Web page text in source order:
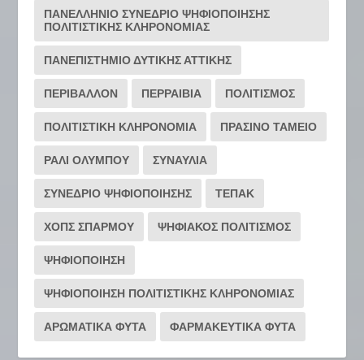
ΠΑΝΕΛΛΗΝΙΟ ΣΥΝΕΔΡΙΟ ΨΗΦΙΟΠΟΙΗΣΗΣ
ΠΟΛΙΤΙΣΤΙΚΗΣ ΚΛΗΡΟΝΟΜΙΑΣ
ΠΑΝΕΠΙΣΤΗΜΙΟ ΔΥΤΙΚΗΣ ΑΤΤΙΚΗΣ
ΠΕΡΙΒΑΛΛΟΝ ΠΕΡΡΑΙΒΙΑ ΠΟΛΙΤΙΣΜΟΣ
ΠΟΛΙΤΙΣΤΙΚΗ ΚΛΗΡΟΝΟΜΙΑ ΠΡΑΣΙΝΟ ΤΑΜΕΙΟ
ΡΆΛΙ ΟΛΎΜΠΟΥ ΣΥΝΑΥΛΙΑ
ΣΥΝΕΔΡΙΟ ΨΗΦΙΟΠΟΙΗΣΗΣ ΤΕΠΑΚ
ΧΟΠΣ ΣΠΑΡΜΟΥ ΨΗΦΙΑΚΟΣ ΠΟΛΙΤΙΣΜΟΣ
ΨΗΦΙΟΠΟΙΗΣΗ
ΨΗΦΙΟΠΟΙΗΣΗ ΠΟΛΙΤΙΣΤΙΚΗΣ ΚΛΗΡΟΝΟΜΙΑΣ
ΑΡΩΜΑΤΙΚΑ ΦΥΤΑ ΦΑΡΜΑΚΕΥΤΙΚΑ ΦΥΤΑ